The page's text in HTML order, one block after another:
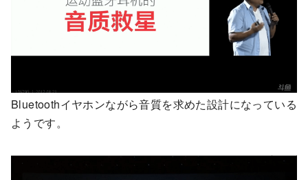
Bluetoothイヤホンながら音質を求めた設計になっている
ようです。